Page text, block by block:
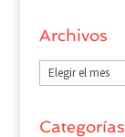
Archivos
Archivos
Categorías